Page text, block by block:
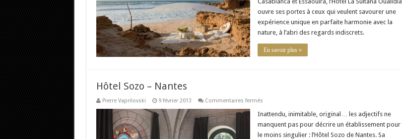
ouvre ses portes à ceux qui veulent savourer une
expérience unique en parfaite harmonie avec la
nature, à l’abri des regards indiscrets.
En savoir plus »
Hôtel Sozo – Nantes
Pierre Vaprilovski 9 février 2013 Commentaires ferméssur
Sozo
Nantes
Inattendu, inimitable, original… les adjectifs ne
manquent pas pour décrire un établissement pour
le moins singulier : l’Hôtel Sozo de Nantes. Sa